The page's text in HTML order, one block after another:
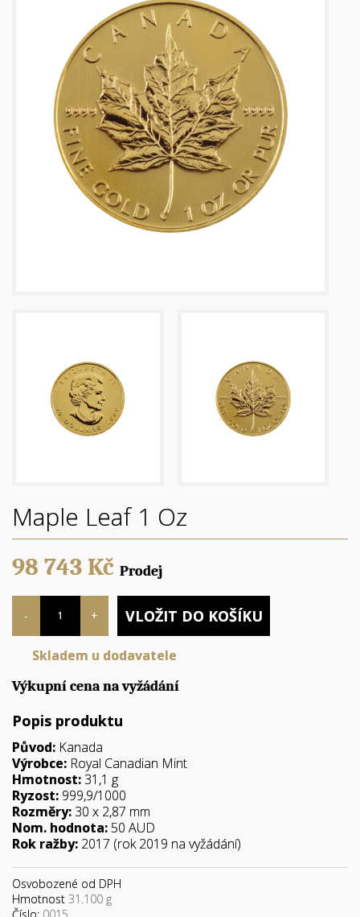
Maple Leaf 1 Oz
98 743 Kč Prodej
+
- VLOŽIT DO KOŠÍKU
Skladem u dodavatele
Výkupní cena na vyžádání
Popis produktu
Původ: Kanada
Výrobce: Royal Canadian Mint
Hmotnost: 31,1 g
Ryzost: 999,9/1000
Rozměry: 30 x 2,87 mm
Nom. hodnota:50 AUD
Rok ražby: 2017 (rok 2019 na vyžádání)
Osvobozené od DPH
Hmotnost 31.100 g